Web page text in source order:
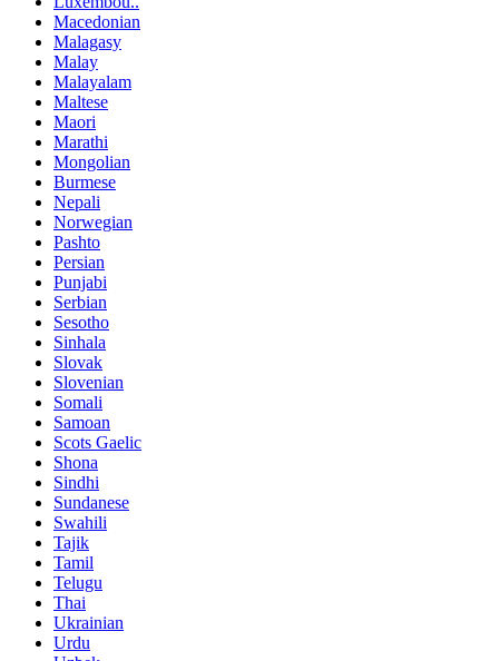
Macedonian
Malagasy
Malay
Malayalam
Maltese
Maori
Marathi
Mongolian
Burmese
Nepali
Norwegian
Pashto
Persian
Punjabi
Serbian
Sesotho
Sinhala
Slovak
Slovenian
Somali
Samoan
Scots Gaelic
Shona
Sindhi
Sundanese
Swahili
Tajik
Tamil
Telugu
Thai
Ukrainian
Urdu